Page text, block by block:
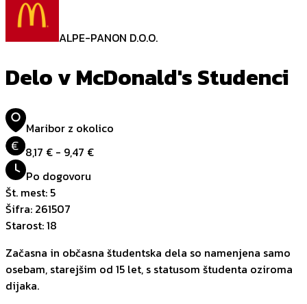
ALPE-PANON D.O.O.
Delo v McDonald's Studenci
Maribor z okolico
€ 8,17 € - 9,47 €
Po dogovoru
Št. mest: 5
Šifra: 261507
Starost:18
Začasna in občasna študentska dela so namenjena samo
osebam, starejšim od 15 let, s statusom študenta oziroma
dijaka.